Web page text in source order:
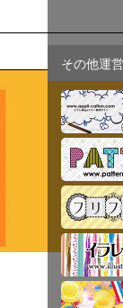
その他運